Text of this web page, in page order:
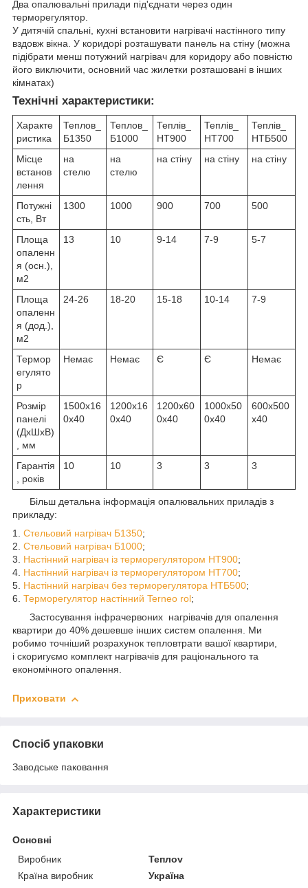
Два опалювальні прилади під'єднати через один
терморегулятор.
У дитячій спальні, кухні встановити нагрівачі настінного типу
вздовж вікна. У коридорі розташувати панель на стіну (можна
підібрати менш потужний нагрівач для коридору або повністю
його виключити, основний час жилетки розташовані в інших
кімнатах)
Технічні характеристики:
Характе
ристика
Теплов_
Б1350
Теплов_
Б1000
Теплів_
НТ900
Теплів_
НТ700
Теплів_
НТБ500
Місце
встанов
лення
на
стелю
на
стелю
на стіну на стіну на стіну
Потужні
сть, Вт
1300 1000 900 700 500
Площа
опаленн
я (осн.),
м2
13 10 9-14 7-9 5-7
Площа
опаленн
я (дод.),
м2
24-26 18-20 15-18 10-14 7-9
Термор
егулято
р
Немає Немає Є Є Немає
Розмір
панелі
(ДхШхВ)
, мм
1500x16
0x40
1200x16
0x40
1200x60
0x40
1000x50
0x40
600x500
x40
Гарантія
, років
10 10 3 3 3
Більш детальна інформація опалювальних приладів з
прикладу:
1. Стельовий нагрівач Б1350;
2. Стельовий нагрівач Б1000;
3. Настінний нагрівач із терморегулятором НТ900;
4. Настінний нагрівач із терморегулятором НТ700;
5. Настінний нагрівач без терморегулятора НТБ500;
6. Терморегулятор настінний Terneo rol;
Застосування інфрачервоних нагрівачів для опалення
квартири до 40% дешевше інших систем опалення. Ми
робимо точніший розрахунок тепловтрати вашої квартири,
і скоригуємо комплект нагрівачів для раціонального та
економічного опалення.
Приховати
Спосіб упаковки
Заводське паковання
Характеристики
Основні
Виробник
Теплоv
Країна виробник
Україна